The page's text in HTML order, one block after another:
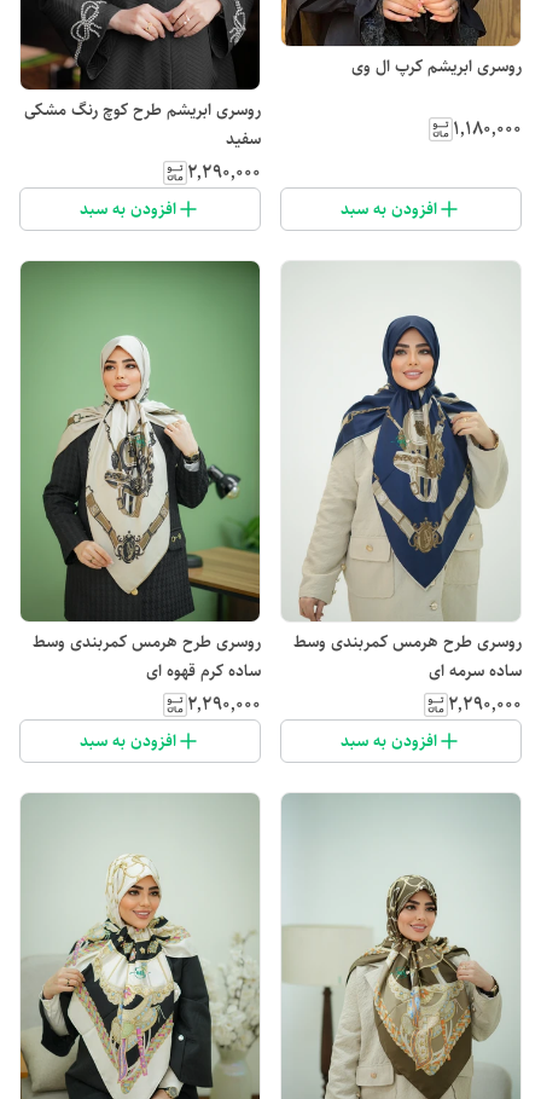
روسری ابریشم کرپ ال وی
۱٬۱۸۰٬۰۰۰
افزودن به سبد
روسری ابریشم طرح کوچ رنگ مشکی
سفید
۲٬۲۹۰٬۰۰۰
افزودن به سبد
روسری طرح هرمس کمربندی وسط
ساده سرمه ای
۲٬۲۹۰٬۰۰۰
افزودن به سبد
روسری طرح هرمس کمربندی وسط
ساده کرم قهوه ای
۲٬۲۹۰٬۰۰۰
افزودن به سبد